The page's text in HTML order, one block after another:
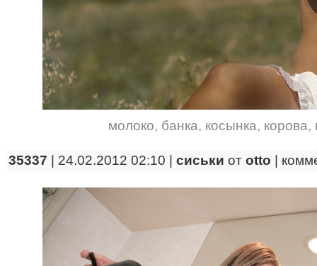
молоко, банка, косынка, корова,
35337 | 24.02.2012 02:10 | сиськи от otto